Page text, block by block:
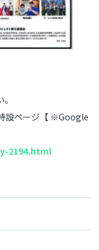
設ページ【 ※Google
2194.html